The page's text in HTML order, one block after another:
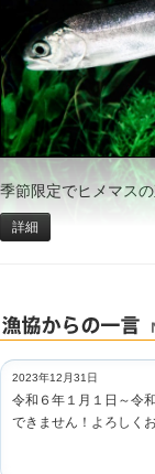
季節限定でヒメマス
詳細
2023年12月31日
令和６年１月１日～令
できません！よろしく